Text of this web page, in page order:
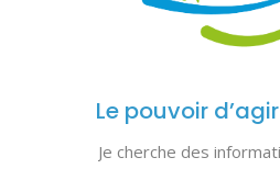
Le pouvoir d’agir